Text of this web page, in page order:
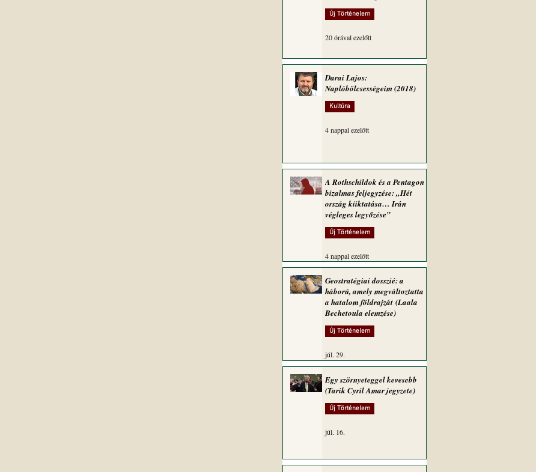
Új Történelem
20 órával ezelőtt
Darai Lajos:
Naplóbölcsességeim (2018)
Kultúra
4 nappal ezelőtt
A Rothschildok és a Pentagon
bizalmas feljegyzése: „Hét
ország kiiktatása… Irán
végleges legyőzése”
Új Történelem
4 nappal ezelőtt
Geostratégiai dosszié: a
háború, amely megváltoztatta
a hatalom földrajzát (Laala
Bechetoula elemzése)
Új Történelem
júl. 29.
Egy szörnyeteggel kevesebb
(Tarik Cyril Amar jegyzete)
Új Történelem
júl. 16.